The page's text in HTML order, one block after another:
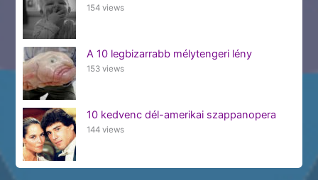
154 views
A 10 legbizarrabb mélytengeri lény
153 views
10 kedvenc dél-amerikai szappanopera
144 views